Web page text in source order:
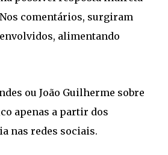
comentários, surgiram
alimentando
ou João Guilherme sobre
apenas a partir dos
nas redes sociais.